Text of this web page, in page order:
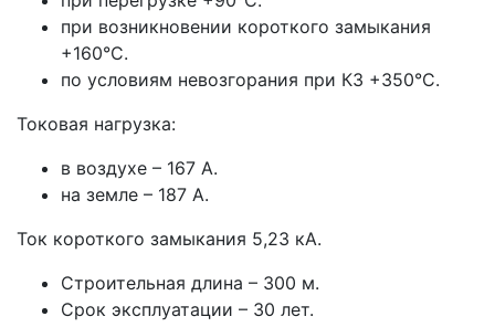
при возникновении короткого замыкания
+160°С.
по условиям невозгорания при КЗ +350°С.
Токовая нагрузка:
в воздухе – 167 А.
на земле – 187 А.
Ток короткого замыкания 5,23 кА.
Строительная длина – 300 м.
Срок эксплуатации – 30 лет.